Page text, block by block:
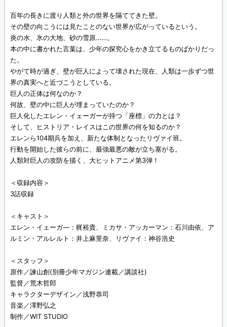
百年の長きに渡り人類と外の世界を隔ててきた壁。
その壁の向こうには見たことのない世界が広がっているという。
炎の水、氷の大地、砂の雪原……。
本の中に書かれた言葉は、少年の探究心をかき立てるものばかりだっ
た。
やがて時が過ぎ、壁が巨人によって壊された現在、人類は一歩ずつ世
界の真実へと近づこうとしている。
巨人の正体は何なのか？
何故、壁の中に巨人が埋まっていたのか？
巨人化したエレン・イェーガーが持つ「座標」の力とは？
そして、ヒストリア・レイスはこの世界の何を知るのか？
エレンら104期兵を加え、新たな体制となったリヴァイ班。
行動を開始した彼らの前に、最強最悪の敵が立ち塞がる。
人類対巨人の攻防を描く、大ヒットアニメ第3弾！
＜収録内容＞
3話収録
＜キャスト＞
エレン・イェーガ―：梶裕貴、ミカサ・アッカーマン：石川由依、ア
ルミン・アルレルト：井上麻里奈、リヴァイ：神谷浩史
＜スタッフ＞
原作／諫山創(別冊少年マガジン連載／講談社)
監督／荒木哲郎
キャラクターデザイン／浅野恭司
音楽／澤野弘之
制作／WIT STUDIO